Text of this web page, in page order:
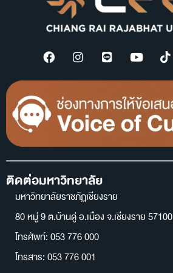
ติดต่อมหาวิทยาลัย
มหาวิทยาลัยราชภัฏเชียงราย
80 หมู่ 9 ต.บ้านดู่ อ.เมือง จ.เชียงราย 57100
โทรศัพท์: 053 776 000
โทรสาร: 053 776 001